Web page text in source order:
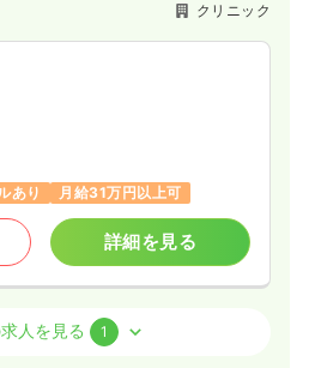
クリニック
あり 月給31万円以上可
詳細を見る
人を見る 1